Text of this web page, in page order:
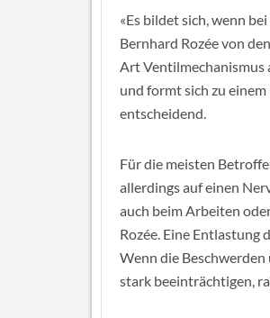
«Es bildet sich, wenn
Bernhard Rozée von
Art Ventilmechanismus
und formt sich zu
entscheidend.
Für die meisten
allerdings auf einen
auch beim Arbeiten
Rozée. Eine Entlastung
Wenn die
stark beeinträchtigen,